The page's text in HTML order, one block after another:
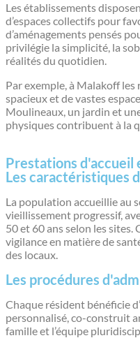
Les établissements
d’espaces collectifs pour
d’aménagements pensés
privilégie la simplicité, la
réalités du quotidien.
Par exemple, à Malakoff
spacieux et de vastes
Moulineaux, un jardin et
physiques contribuent à la
Prestations d'accueil
Les caractéristiques
La population accueillie au
vieillissement progressif,
50 et 60 ans selon les
vigilance en matière de
des locaux.
Les procédures
Chaque résident bénéficie
personnalisé, co-construit
famille et l’équipe